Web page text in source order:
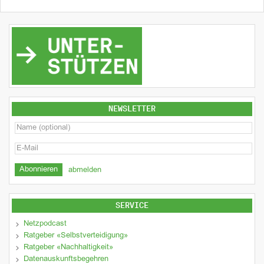
NEWSLETTER
abmelden
SERVICE
Netzpodcast
Ratgeber «Selbstverteidigung»
Ratgeber «Nachhaltigkeit»
Datenauskunftsbegehren